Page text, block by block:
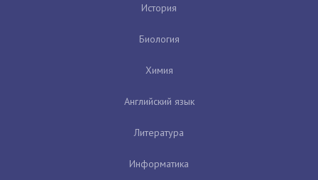
История
Биология
Химия
Английский язык
Литература
Информатика